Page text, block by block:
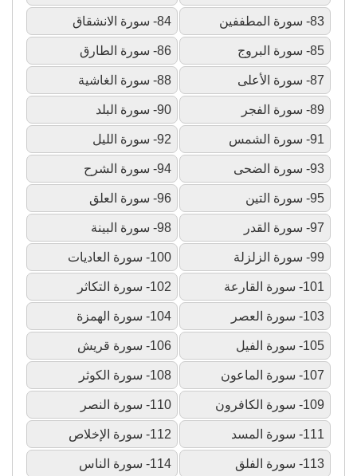
83- سورة المطففين 84- سورة الانشقاق
85- سورة البروج 86- سورة الطارق
87- سورة الأعلى 88- سورة الغاشية
89- سورة الفجر 90- سورة البلد
91- سورة الشمس 92- سورة الليل
93- سورة الضحى 94- سورة الشرح
95- سورة التين 96- سورة العلق
97- سورة القدر 98- سورة البينة
99- سورة الزلزلة 100- سورة العاديات
101- سورة القارعة 102- سورة التكاثر
103- سورة العصر 104- سورة الهمزة
105- سورة الفيل 106- سورة قريش
107- سورة الماعون 108- سورة الكوثر
109- سورة الكافرون 110- سورة النصر
111- سورة المسد 112- سورة الإخلاص
113- سورة الفلق 114- سورة الناس